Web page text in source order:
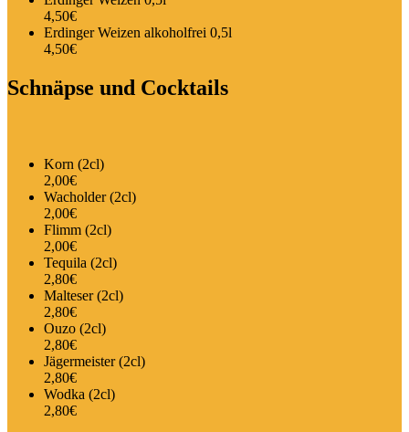
4,50€
Erdinger Weizen alkoholfrei 0,5l
4,50€
Schnäpse und Cocktails
Korn (2cl)
2,00€
Wacholder (2cl)
2,00€
Flimm (2cl)
2,00€
Tequila (2cl)
2,80€
Malteser (2cl)
2,80€
Ouzo (2cl)
2,80€
Jägermeister (2cl)
2,80€
Wodka (2cl)
2,80€